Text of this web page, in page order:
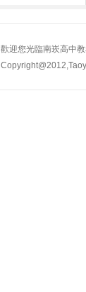
歡迎您光臨南崁高中